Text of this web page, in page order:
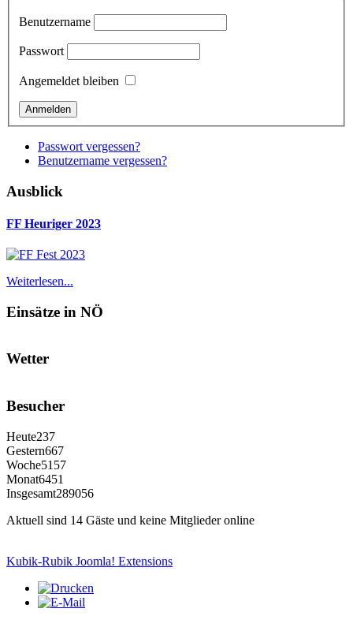
Benutzername
Passwort
Angemeldet bleiben
Passwort vergessen?
Benutzername vergessen?
Ausblick
FF Heuriger 2023
Weiterlesen...
Einsätze in NÖ
Wetter
Besucher
Heute237
Gestern667
Woche5157
Monat6451
Insgesamt289056
Aktuell sind 14 Gäste und keine Mitglieder online
Kubik-Rubik Joomla! Extensions